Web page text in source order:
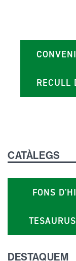
RECULL
CATÀLEGS
FONS
DESTAQUEM